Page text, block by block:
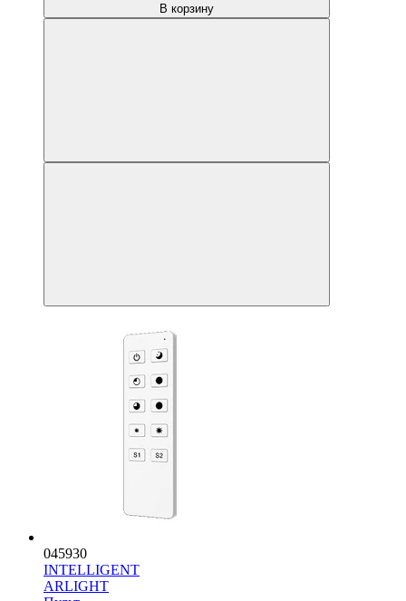
В корзину
045930
INTELLIGENT
ARLIGHT